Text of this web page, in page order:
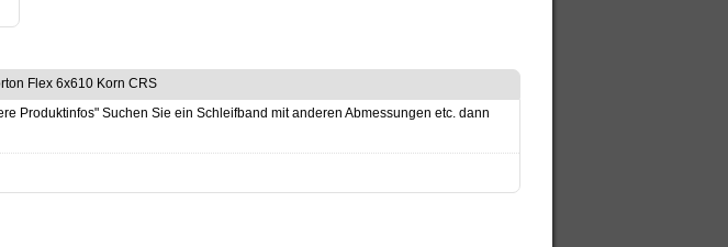
Flex 6x610 Korn CRS
Produktinfos" Suchen Sie ein Schleifband mit anderen Abmessungen etc. dann